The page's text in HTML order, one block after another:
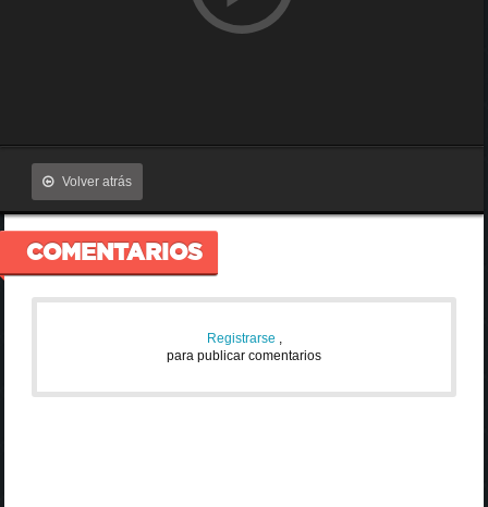
Volver atrás
COMENTARIOS
Registrarse ,
para publicar comentarios